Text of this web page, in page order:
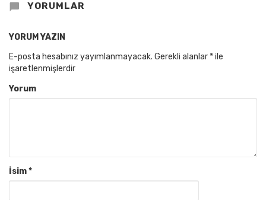
YORUMLAR
YORUM YAZIN
E-posta hesabınız yayımlanmayacak. Gerekli alanlar *ile
işaretlenmişlerdir
Yorum
İsim*